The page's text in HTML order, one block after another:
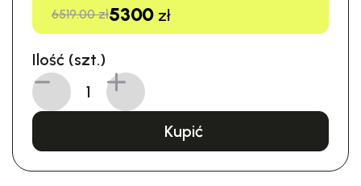
6519.00 zł5300 zł
Ilość (szt.)
Kupić